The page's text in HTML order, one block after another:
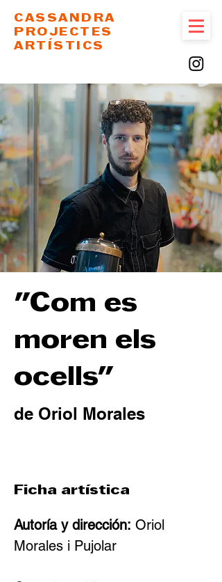
CASSANDRA
PROJECTES
ARTÍSTICS
"Com es
moren els
ocells"
de Oriol Morales
Ficha artística
Autoría y dirección: Oriol
Morales i Pujolar